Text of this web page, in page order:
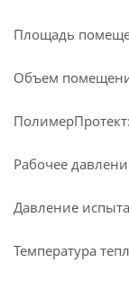
Площадь
Объем
Рабочее
Давление
Температура